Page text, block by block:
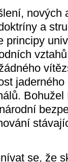
nových
a
principy
Bohužel
se, že